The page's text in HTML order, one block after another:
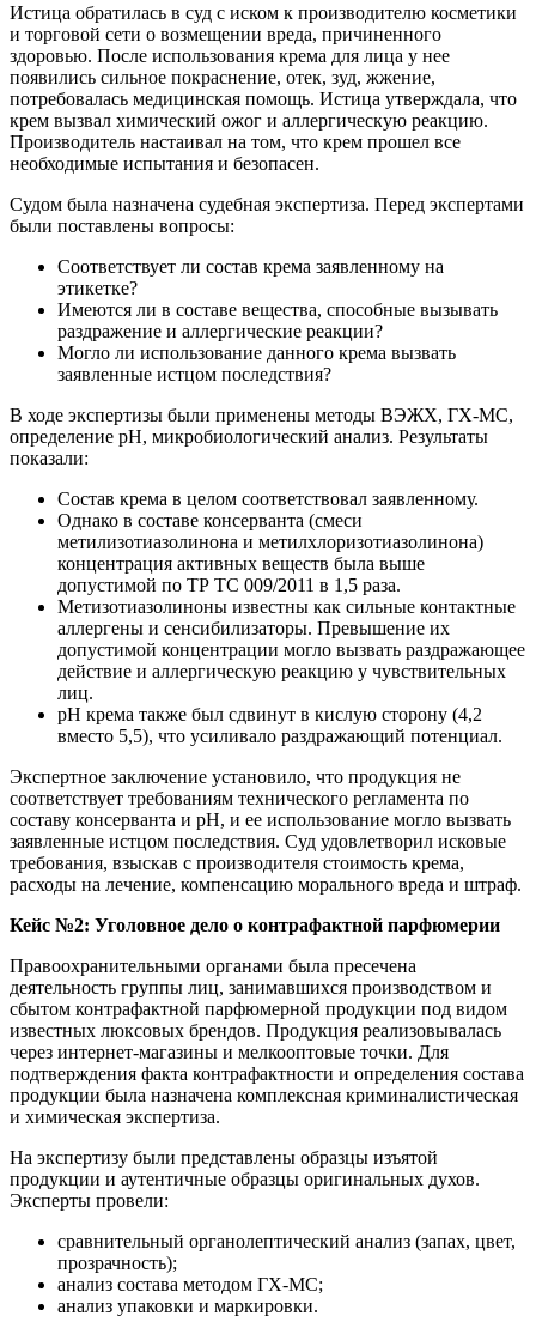
Истица обратилась в суд с иском к производителю косметики
и торговой сети о возмещении вреда, причиненного
здоровью. После использования крема для лица у нее
появились сильное покраснение, отек, зуд, жжение,
потребовалась медицинская помощь. Истица утверждала, что
крем вызвал химический ожог и аллергическую реакцию.
Производитель настаивал на том, что крем прошел все
необходимые испытания и безопасен.
Судом была назначена судебная экспертиза. Перед экспертами
были поставлены вопросы:
Соответствует ли состав крема заявленному на
этикетке?
Имеются ли в составе вещества, способные вызывать
раздражение и аллергические реакции?
Могло ли использование данного крема вызвать
заявленные истцом последствия?
В ходе экспертизы были применены методы ВЭЖХ, ГХ-МС,
определение pH, микробиологический анализ. Результаты
показали:
Состав крема в целом соответствовал заявленному.
Однако в составе консерванта (смеси
метилизотиазолинона и метилхлоризотиазолинона)
концентрация активных веществ была выше
допустимой по ТР ТС 009/2011 в 1,5 раза.
Метизотиазолиноны известны как сильные контактные
аллергены и сенсибилизаторы. Превышение их
допустимой концентрации могло вызвать раздражающее
действие и аллергическую реакцию у чувствительных
лиц.
pH крема также был сдвинут в кислую сторону (4,2
вместо 5,5), что усиливало раздражающий потенциал.
Экспертное заключение установило, что продукция не
соответствует требованиям технического регламента по
составу консерванта и pH, и ее использование могло вызвать
заявленные истцом последствия. Суд удовлетворил исковые
требования, взыскав с производителя стоимость крема,
расходы на лечение, компенсацию морального вреда и штраф.
Кейс №2: Уголовное дело о контрафактной парфюмерии
Правоохранительными органами была пресечена
деятельность группы лиц, занимавшихся производством и
сбытом контрафактной парфюмерной продукции под видом
известных люксовых брендов. Продукция реализовывалась
через интернет-магазины и мелкооптовые точки. Для
подтверждения факта контрафактности и определения состава
продукции была назначена комплексная криминалистическая
и химическая экспертиза.
На экспертизу были представлены образцы изъятой
продукции и аутентичные образцы оригинальных духов.
Эксперты провели:
сравнительный органолептический анализ (запах, цвет,
прозрачность);
анализ состава методом ГХ-МС;
анализ упаковки и маркировки.